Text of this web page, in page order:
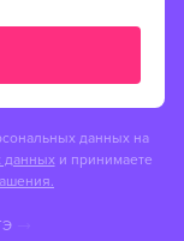
данных на
данных и принимаете